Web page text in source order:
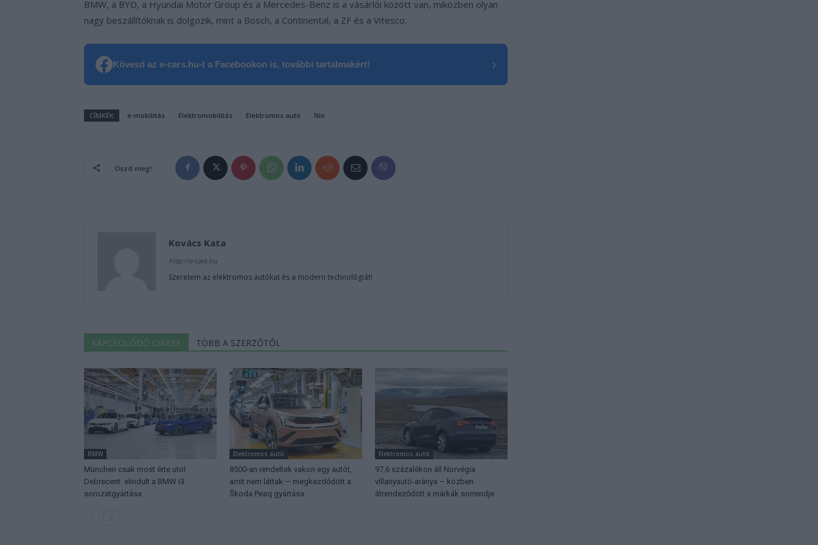
BMW, a BYD, a Hyundai Motor Group és a Mercedes-Benz is a vásárlói között van, miközben olyan
nagy beszállítóknak is dolgozik, mint a Bosch, a Continental, a ZF és a Vitesco.
Kövesd az e-cars.hu-t a Facebookon is, további tartalmakért! ›
CÍMKÉK e-mobilitás Elektromobilitás Elektromos autó Nio
Oszd meg!
Kovács Kata
http://e-cars.hu
Szeretem az elektromos autókat és a modern technológiát!
KAPCSOLÓDÓ CIKKEK TÖBB A SZERZŐTŐL
BMW
München csak most érte utol
Debrecent: elindult a BMW i3
sorozatgyártása
Elektromos autó
8500-an rendeltek vakon egy autót,
amit nem láttak — megkezdődött a
Škoda Peaq gyártása
Elektromos autó
97,6 százalékon áll Norvégia
villanyautó-aránya – közben
átrendeződött a márkák sorrendje